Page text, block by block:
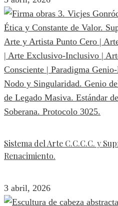
Sistema del Arte C.C.C.C. y
Renacimiento.
3 abril, 2026